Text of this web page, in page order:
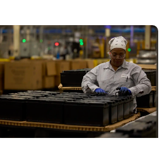
CLARIOS
PARTNER
TO
CREATE
CAREER
PATHWAYS
FOR
LOCAL
TRANSITIONING
SOLDIERS